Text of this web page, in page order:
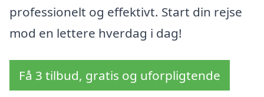
professionelt og effektivt. Start din rejse
mod en lettere hverdag i dag!
Få 3 tilbud, gratis og uforpligtende